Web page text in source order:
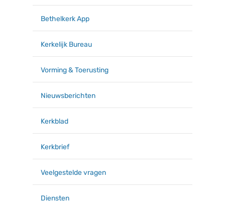
Bethelkerk App
Kerkelijk Bureau
Vorming & Toerusting
Nieuwsberichten
Kerkblad
Kerkbrief
Veelgestelde vragen
Diensten